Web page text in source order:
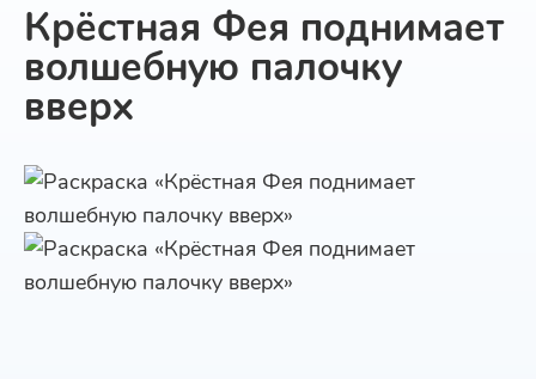
Крёстная Фея поднимает
волшебную палочку
вверх